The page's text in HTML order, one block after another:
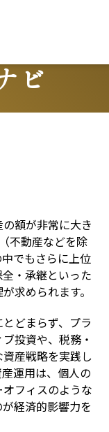
ビ
額が非常に大き
不動産などを除
でもさらに上位
・承継といった
求められます。
どまらず、プラ
投資や、税務・
産戦略を実践し
運用は、個人の
フィスのような
経済的影響力を